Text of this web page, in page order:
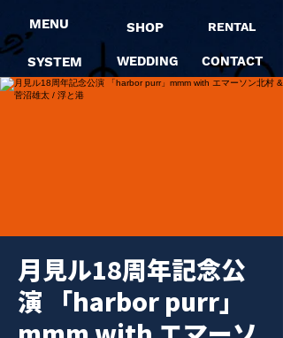
MENU
SYSTEM
SHOP
WEDDING
RENTAL
CONTACT
月見ル18周年記念公
演 「harbor purr」